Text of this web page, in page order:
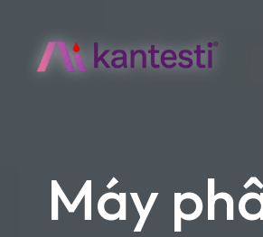
Máy